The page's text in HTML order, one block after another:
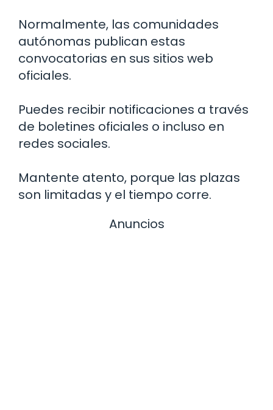
Normalmente, las comunidades
autónomas publican estas
convocatorias en sus sitios web
oficiales.
Puedes recibir notificaciones a través
de boletines oficiales o incluso en
redes sociales.
Mantente atento, porque las plazas
son limitadas y el tiempo corre.
Anuncios